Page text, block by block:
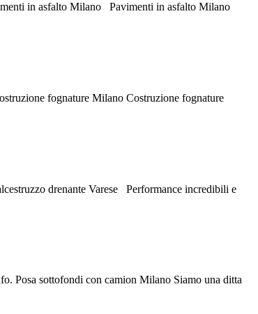
in asfalto Milano Pavimenti in asfalto Milano
fognature Milano Costruzione fognature
drenante Varese Performance incredibili e
Posa sottofondi con camion Milano Siamo una ditta